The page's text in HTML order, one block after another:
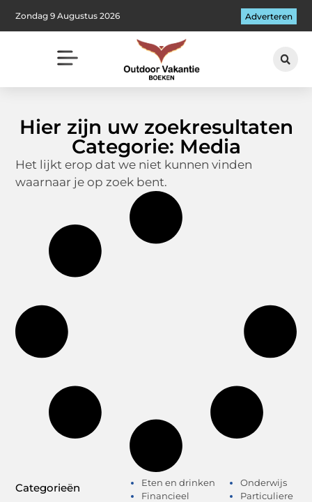
Zondag 9 Augustus 2026 Adverteren
Hier zijn uw zoekresultaten
Categorie: Media
Het lijkt erop dat we niet kunnen vinden
waarnaar je op zoek bent.
Categorieën
Eten en drinken
Financieel
Onderwijs
Particuliere